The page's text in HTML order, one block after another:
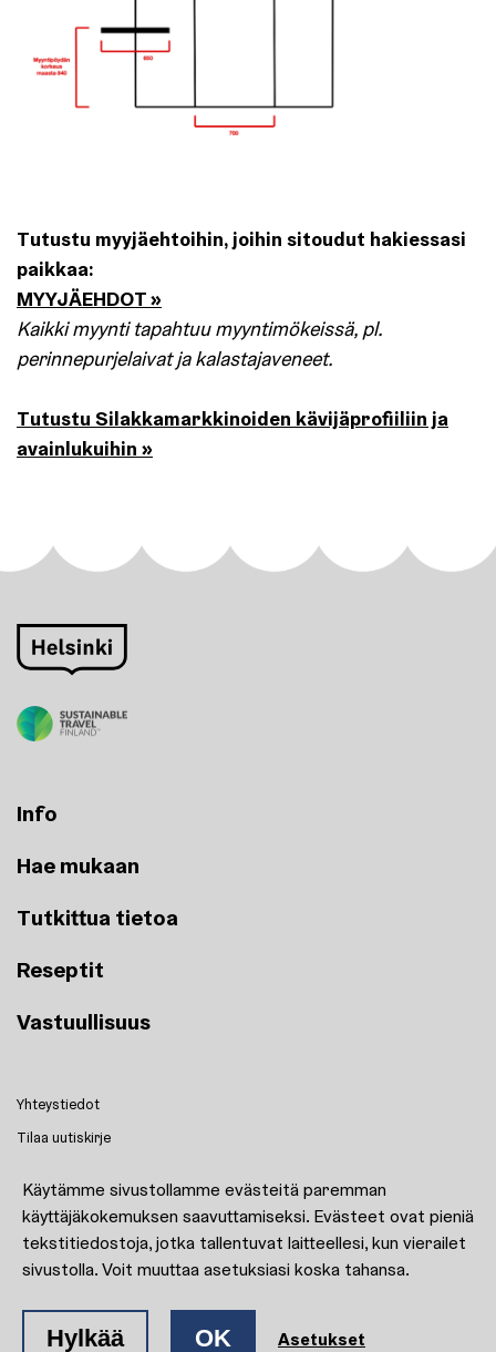
Tutustu myyjäehtoihin, joihin sitoudut hakiessasi
paikkaa:
MYYJÄEHDOT »
Kaikki myynti tapahtuu myyntimökeissä, pl.
perinnepurjelaivat ja kalastajaveneet.
Tutustu Silakkamarkkinoiden kävijäprofiiliin ja
avainlukuihin »
Info
Hae mukaan
Tutkittua tietoa
Reseptit
Vastuullisuus
Yhteystiedot
Tilaa uutiskirje
Kulttuuri kasvattaa!
Evästeasetukset
FacebookInstagram
Käytämme sivustollamme evästeitä paremman
käyttäjäkokemuksen saavuttamiseksi. Evästeet ovat pieniä
tekstitiedostoja, jotka tallentuvat laitteellesi, kun vierailet
sivustolla. Voit muuttaa asetuksiasi koska tahansa.
Asetukset
Hylkää OK